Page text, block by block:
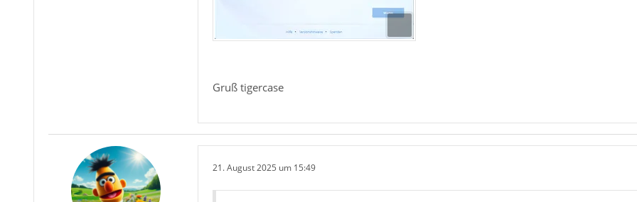
Gruß tigercase
21. August 2025 um 15:49